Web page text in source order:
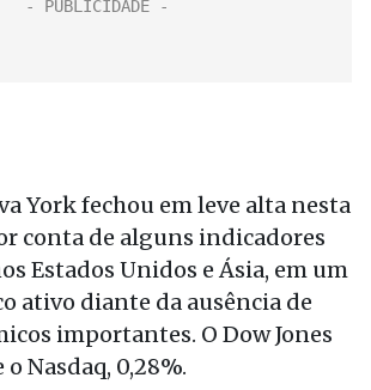
York fechou em leve alta nesta
conta de alguns indicadores
Estados Unidos e Ásia, em um
ativo diante da ausência de
importantes. O Dow Jones
o Nasdaq, 0,28%.